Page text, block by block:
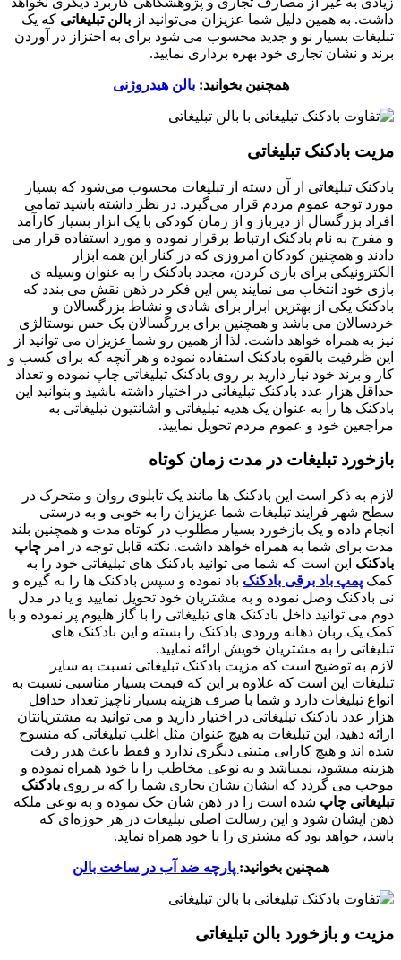
داشت. به همین دلیل شما عزیزان می‌توانید از بالن تبلیغاتی که یک
تبلیغات بسیار نو و جدید محسوب می شود برای به احتزاز در آوردن
برند و نشان تجاری خود بهره برداری نمایید.
همچنین بخوانید:بالن هیدروژنی
مزیت بادکنک تبلیغاتی
بادکنک تبلیغاتی از آن دسته از تبلیغات محسوب می‌شود که بسیار
مورد توجه عموم مردم قرار می‌گیرد. در نظر داشته باشید تمامی
افراد بزرگسال از دیرباز و از زمان کودکی با یک ابزار بسیار کارآمد
و مفرح به نام بادکنک ارتباط برقرار نموده و مورد استفاده قرار می
دادند و همچنین کودکان امروزی که در کنار این همه ابزار
الکترونیکی برای بازی کردن، مجدد بادکنک را به عنوان وسیله ی
بازی خود انتخاب می نمایند پس این فکر در ذهن نقش می بندد که
بادکنک یکی از بهترین ابزار برای شادی و نشاط بزرگسالان و
خردسالان می باشد و همچنین برای بزرگسالان یک حس نوستالژی
نیز به همراه خواهد داشت. لذا از همین رو شما عزیزان می توانید از
این ظرفیت بالقوه بادکنک استفاده نموده و هر آنچه که برای کسب و
کار و برند خود نیاز دارید بر روی بادکنک تبلیغاتی چاپ نموده و تعداد
حداقل هزار عدد بادکنک تبلیغاتی در اختیار داشته باشید و بتوانید این
بادکنک ها را به عنوان یک هدیه تبلیغاتی و اشانتیون تبلیغاتی به
مراجعین خود و عموم مردم تحویل نمایید.
بازخورد تبلیغات در مدت زمان کوتاه
لازم به ذکر است این بادکنک ها مانند یک تابلوی روان و متحرک در
سطح شهر فرایند تبلیغات شما عزیزان را به خوبی و به درستی
انجام داده و یک بازخورد بسیار مطلوب در کوتاه مدت و همچنین بلند
مدت برای شما به همراه خواهد داشت. نکته قابل توجه در امر چاپ
بادکنک این است که شما می توانید بادکنک های تبلیغاتی خود را به
کمک پمپ باد برقی بادکنک باد نموده و سپس بادکنک ها را به گیره و
نی بادکنک وصل نموده و به مشتریان خود تحویل نمایید و یا در مدل
دوم می توانید داخل بادکنک های تبلیغاتی را با گاز هلیوم پر نموده و با
کمک یک ربان دهانه ورودی بادکنک را بسته و این بادکنک های
تبلیغاتی را به مشتریان خویش ارائه نمایید.
لازم به توضیح است که مزیت بادکنک تبلیغاتی نسبت به سایر
تبلیغات این است که علاوه بر این که قیمت بسیار مناسبی نسبت به
انواع تبلیغات دارد و شما با صرف هزینه بسیار ناچیز تعداد حداقل
هزار عدد بادکنک تبلیغاتی در اختیار دارید و می توانید به مشتریانتان
ارائه دهید، این تبلیغات به هیچ عنوان مثل اغلب تبلیغاتی که منسوخ
شده اند و هیچ کارایی مثبتی دیگری ندارد و فقط باعث هدر رفت
هزینه میشود، نمیباشد و به نوعی مخاطب را با خود همراه نموده و
موجب می گردد که ایشان نشان تجاری شما را که بر روی بادکنک
تبلیغاتی چاپ شده است را در ذهن شان حک نموده و به نوعی ملکه
ذهن ایشان شود و این رسالت اصلی تبلیغات در هر حوزه‌ای که
باشد، خواهد بود که مشتری را با خود همراه نماید.
همچنین بخوانید: پارچه ضد آب در ساخت بالن
مزیت و بازخورد بالن تبلیغاتی